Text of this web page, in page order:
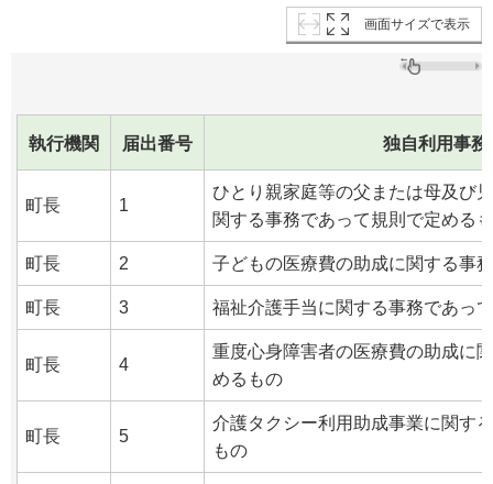
画面サイズで表示
執行機関 届出番号 独自利用事務
町長 1
ひとり親家庭等の父または母及び
関する事務であって規則で定める
町長 2 子どもの医療費の助成に関する事
町長 3 福祉介護手当に関する事務であっ
町長 4
重度心身障害者の医療費の助成に
めるもの
町長 5
介護タクシー利用助成事業に関す
もの